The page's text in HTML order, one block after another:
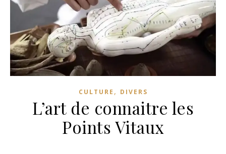
CULTURE , DIVERS
L’art de connaitre les
Points Vitaux